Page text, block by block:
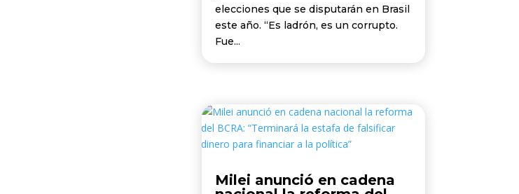
elecciones que se disputarán en Brasil
este año. “Es ladrón, es un corrupto.
Fue...
Milei anunció en cadena